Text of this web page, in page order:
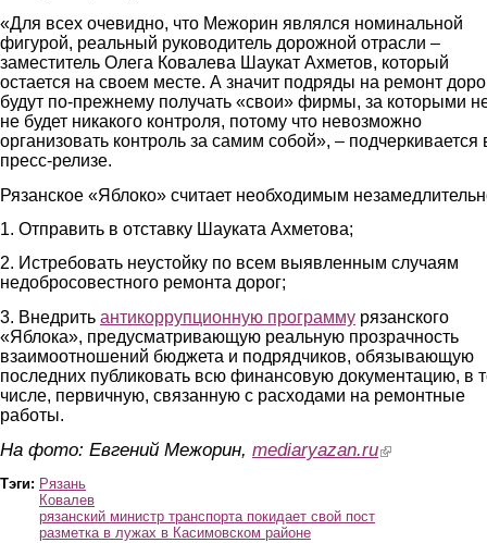
«Для всех очевидно, что Межорин являлся номинальной
фигурой, реальный руководитель дорожной отрасли –
заместитель Олега Ковалева Шаукат Ахметов, который
остается на своем месте. А значит подряды на ремонт
будут по-прежнему получать «свои» фирмы, за которыми
не будет никакого контроля, потому что невозможно
организовать контроль за самим собой», – подчеркивается
пресс-релизе.
Рязанское «Яблоко» считает необходимым
1. Отправить в отставку Шауката Ахметова;
2. Истребовать неустойку по всем выявленным случаям
недобросовестного ремонта дорог;
3. Внедрить антикоррупционную программу рязанского
«Яблока», предусматривающую реальную прозрачность
взаимоотношений бюджета и подрядчиков, обязывающую
последних публиковать всю финансовую документацию, в
числе, первичную, связанную с расходами на ремонтные
работы.
На фото: Евгений Межорин, mediaryazan.ru(link is external)
Тэги: Рязань
Ковалев
рязанский министр транспорта покидает свой пост
разметка в лужах в Касимовском районе